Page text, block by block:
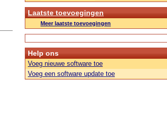
Laatste toevoegingen
Meer laatste toevoegingen
Help ons
Voeg nieuwe software toe
Voeg een software update toe